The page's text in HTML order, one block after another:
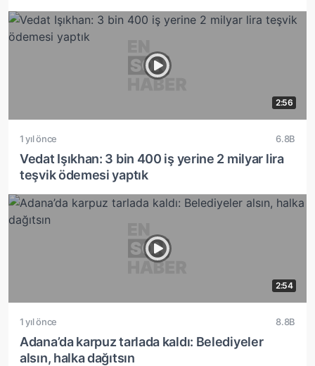
2:56
1 yıl önce 6.8B
Vedat Işıkhan: 3 bin 400 iş yerine 2 milyar lira
teşvik ödemesi yaptık
2:54
1 yıl önce 8.8B
Adana’da karpuz tarlada kaldı: Belediyeler
alsın, halka dağıtsın